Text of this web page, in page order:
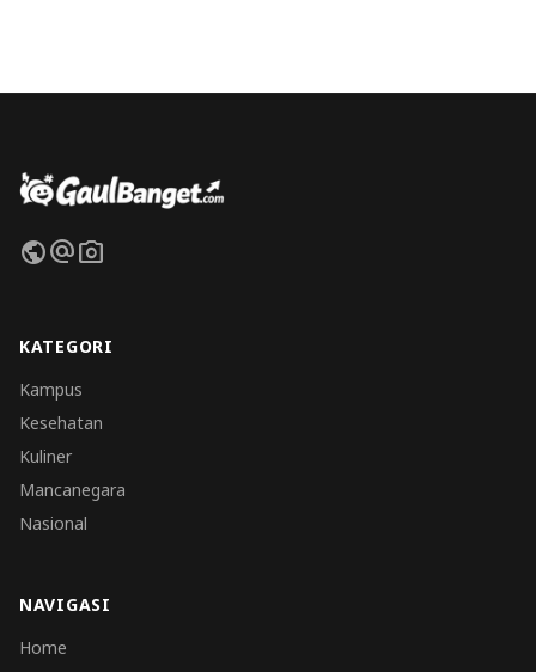
publicalternate_emailphoto_camera
KATEGORI
Kampus
Kesehatan
Kuliner
Mancanegara
Nasional
NAVIGASI
Home